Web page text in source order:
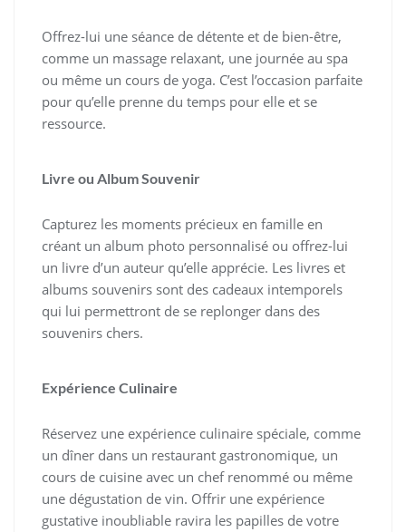
Offrez-lui une séance de détente et de bien-être,
comme un massage relaxant, une journée au spa
ou même un cours de yoga. C’est l’occasion parfaite
pour qu’elle prenne du temps pour elle et se
ressource.
Livre ou Album Souvenir
Capturez les moments précieux en famille en
créant un album photo personnalisé ou offrez-lui
un livre d’un auteur qu’elle apprécie. Les livres et
albums souvenirs sont des cadeaux intemporels
qui lui permettront de se replonger dans des
souvenirs chers.
Expérience Culinaire
Réservez une expérience culinaire spéciale, comme
un dîner dans un restaurant gastronomique, un
cours de cuisine avec un chef renommé ou même
une dégustation de vin. Offrir une expérience
gustative inoubliable ravira les papilles de votre